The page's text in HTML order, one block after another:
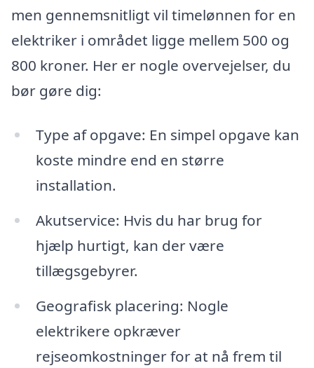
men gennemsnitligt vil timelønnen for en
elektriker i området ligge mellem 500 og
800 kroner. Her er nogle overvejelser, du
bør gøre dig:
Type af opgave: En simpel opgave kan
koste mindre end en større
installation.
Akutservice: Hvis du har brug for
hjælp hurtigt, kan der være
tillægsgebyrer.
Geografisk placering: Nogle
elektrikere opkræver
rejseomkostninger for at nå frem til